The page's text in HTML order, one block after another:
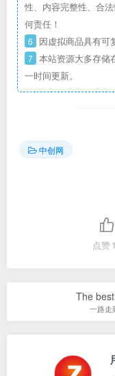
性、内容完整性、合
何责任！
6 因虚拟商品具有可
7 本站资源大多存储
一时间更新。
中创网
点赞
The
一路走